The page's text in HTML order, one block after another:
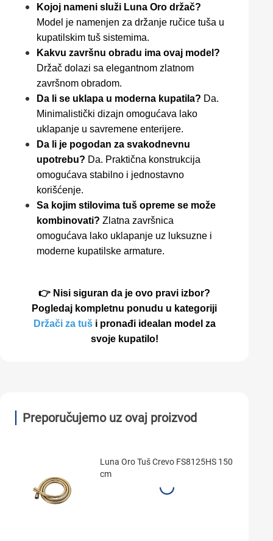
Kojoj nameni služi Luna Oro držač?
Model je namenjen za držanje ručice tuša u
kupatilskim tuš sistemima.
Kakvu završnu obradu ima ovaj model?
Držač dolazi sa elegantnom zlatnom
završnom obradom.
Da li se uklapa u moderna kupatila? Da.
Minimalistički dizajn omogućava lako
uklapanje u savremene enterijere.
Da li je pogodan za svakodnevnu
upotrebu? Da. Praktična konstrukcija
omogućava stabilno i jednostavno
korišćenje.
Sa kojim stilovima tuš opreme se može
kombinovati? Zlatna završnica
omogućava lako uklapanje uz luksuzne i
moderne kupatilske armature.
👉 Nisi siguran da je ovo pravi izbor?
Pogledaj kompletnu ponudu u kategoriji
Držači za tuši pronađi idealan model za
svoje kupatilo!
Preporučujemo uz ovaj proizvod
Luna Oro Tuš Crevo FS8125HS 150
cm